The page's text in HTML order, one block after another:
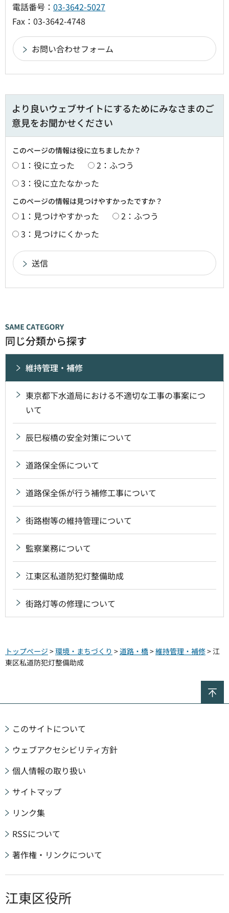
電話番号： 03-3642-5027
Fax：03-3642-4748
より良いウェブサイトにするためにみなさまのご
意見をお聞かせください
このページの情報は役に立ちましたか？
1：役に立った
2：ふつう
3：役に立たなかった
このページの情報は見つけやすかったですか？
1：見つけやすかった
2：ふつう
3：見つけにくかった
同じ分類から探す
維持管理・補修
東京都下水道局における不適切な工事の事案につ
いて
辰巳桜橋の安全対策について
道路保全係について
道路保全係が行う補修工事について
街路樹等の維持管理について
監察業務について
江東区私道防犯灯整備助成
街路灯等の修理について
トップページ >環境・まちづくり >道路・橋>維持管理・補修> 江
東区私道防犯灯整備助成
このサイトについて
ウェブアクセシビリティ方針
個人情報の取り扱い
サイトマップ
リンク集
RSSについて
著作権・リンクについて
江東区役所